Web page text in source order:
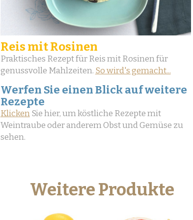
Reis mit Rosinen
Praktisches Rezept für Reis mit Rosinen für
genussvolle Mahlzeiten. So wird's gemacht...
Werfen Sie einen Blick auf weitere
Rezepte
KlickenSie hier, um köstliche Rezepte mit
Weintraube oder anderem Obst und Gemüse zu
sehen.
Weitere Produkte